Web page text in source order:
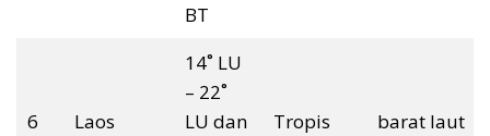
BT
6 Laos
14˚ LU
– 22˚
LU dan
Tropis barat laut